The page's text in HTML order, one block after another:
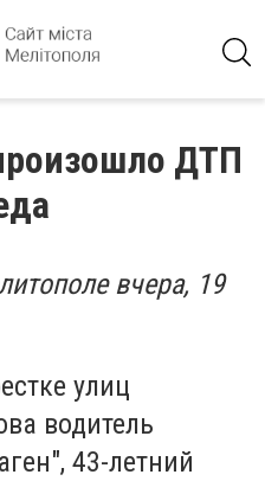
ДТП
вчера, 19
улиц
водитель
43-летний